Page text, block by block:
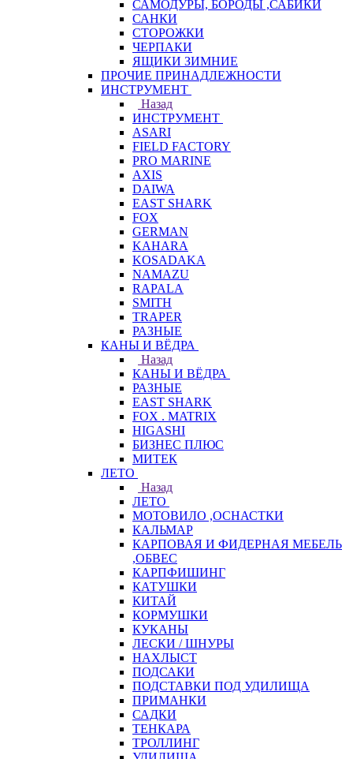
САМОДУРЫ, БОРОДЫ ,САБИКИ
САНКИ
СТОРОЖКИ
ЧЕРПАКИ
ЯЩИКИ ЗИМНИЕ
ПРОЧИЕ ПРИНАДЛЕЖНОСТИ
ИНСТРУМЕНТ
Назад
ИНСТРУМЕНТ
ASARI
FIELD FACTORY
PRO MARINE
AXIS
DAIWA
EAST SHARK
FOX
GERMAN
KAHARA
KOSADAKA
NAMAZU
RAPALA
SMITH
TRAPER
РАЗНЫЕ
КАНЫ И ВЁДРА
Назад
КАНЫ И ВЁДРА
РАЗНЫЕ
EAST SHARK
FOX . MATRIX
HIGASHI
БИЗНЕС ПЛЮС
МИТЕК
ЛЕТО
Назад
ЛЕТО
МОТОВИЛО ,ОСНАСТКИ
КАЛЬМАР
КАРПОВАЯ И ФИДЕРНАЯ МЕБЕЛЬ
,ОБВЕС
КАРПФИШИНГ
КАТУШКИ
КИТАЙ
КОРМУШКИ
КУКАНЫ
ЛЕСКИ / ШНУРЫ
НАХЛЫСТ
ПОДСАКИ
ПОДСТАВКИ ПОД УДИЛИЩА
ПРИМАНКИ
САДКИ
ТЕНКАРА
ТРОЛЛИНГ